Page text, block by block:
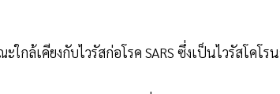
กล้เคียงกับไวรัสก่อโรค SARS ซึ่งเป็นไวรัสโคโร